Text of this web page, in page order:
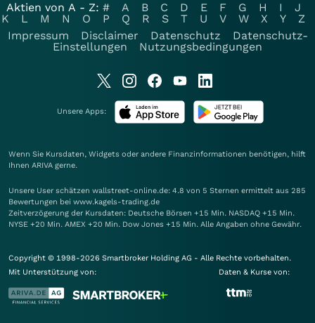
Aktien von A - Z: # A B C D E F G H I
J
K
L M N O P Q R S T U V W X Y
Z
Impressum
Disclaimer Datenschutz
Datenschutz-
Einstellungen
Nutzungsbedingungen
Unsere Apps:
Wenn Sie Kursdaten, Widgets oder andere Finanzinformationen benötigen, hilft
Ihnen ARIVA gerne.
Unsere User schätzen wallstreet-online.de: 4.8 von 5 Sternen ermittelt aus 285
Bewertungen bei www.kagels-trading.de
Zeitverzögerung der Kursdaten: Deutsche Börsen +15 Min. NASDAQ +15 Min.
NYSE +20 Min. AMEX +20 Min. Dow Jones +15 Min. Alle Angaben ohne Gewähr.
Copyright © 1998-2026 Smartbroker Holding AG - Alle Rechte vorbehalten.
Mit Unterstützung von:
Daten & Kurse von: